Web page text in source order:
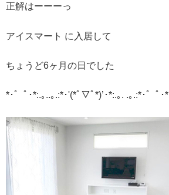
正解はーーーっ
アイスマート に入居して
ちょうど6ヶ月の日でした
*･゜ﾟ･*:.｡..｡.:*･'(*ﾟ▽ﾟ*)’･*:.｡. .｡.:*･゜ﾟ･*